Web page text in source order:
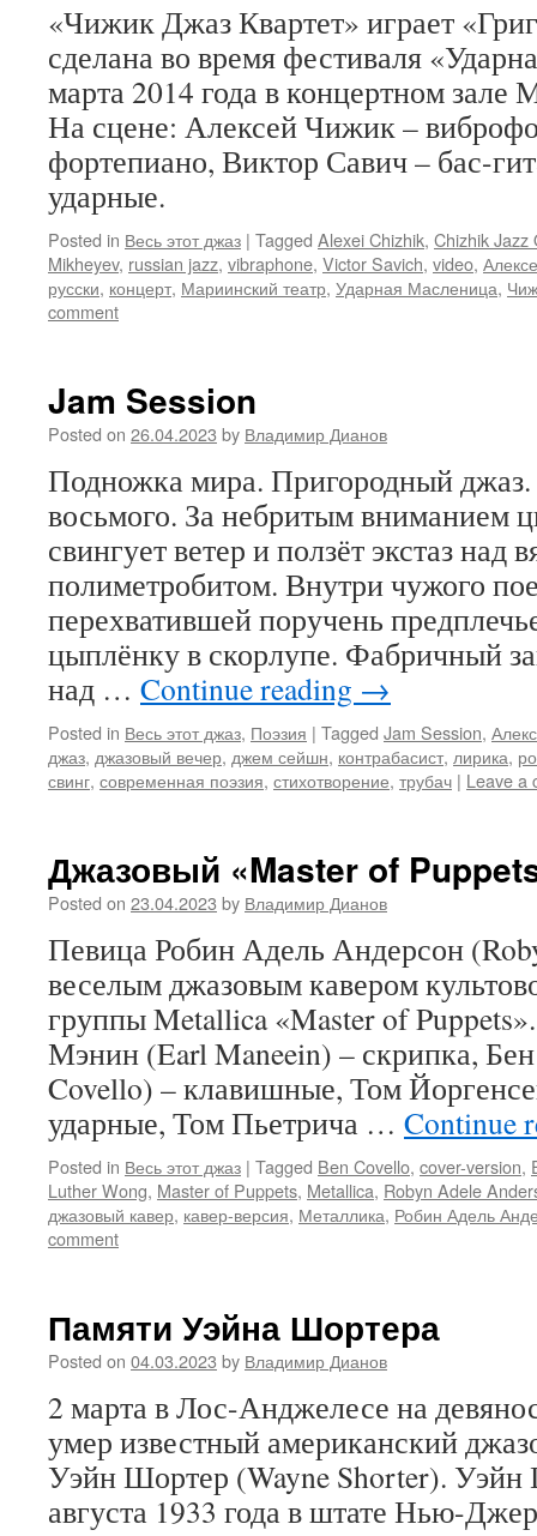
«Чижик Джаз Квартет» играет
сделана во время фестиваля
марта 2014 года в концертном зале
На сцене: Алексей Чижик –
фортепиано, Виктор Савич – бас-
ударные.
Posted in Весь этот джаз | Tagged Alexei Chizhik, Chizhik Jazz
Mikheyev, russian jazz, vibraphone, Victor Savich, video,
русски, концерт, Мариинский театр, Ударная Масленица,
comment
Jam Session
Posted on 26.04.2023 by Владимир Дианов
Подножка мира. Пригородный джаз.
восьмого. За небритым вниманием
свингует ветер и ползёт экстаз над
полиметробитом. Внутри чужого
перехватившей поручень
цыплёнку в скорлупе. Фабричный
над … Continue reading →
Posted in Весь этот джаз, Поэзия | Tagged Jam Session,
джаз, джазовый вечер, джем сейшн, контрабасист, лирика,
свинг, современная поэзия, стихотворение, трубач | Leave a
Джазовый «Master of
Posted on 23.04.2023 by Владимир Дианов
Певица Робин Адель Андерсон
веселым джазовым кавером
группы Metallica «Master of
Мэнин (Earl Maneein) – скрипка,
Covello) – клавишные, Том
ударные, Том Пьетрича … Continue
Posted in Весь этот джаз | Tagged Ben Covello, cover-version,
Luther Wong, Master of Puppets, Metallica, Robyn Adele
джазовый кавер, кавер-версия, Металлика, Робин Адель
comment
Памяти Уэйна Шортера
Posted on 04.03.2023 by Владимир Дианов
2 марта в Лос-Анджелесе на
умер известный американский
Уэйн Шортер (Wayne Shorter). Уэйн
августа 1933 года в штате Нью-